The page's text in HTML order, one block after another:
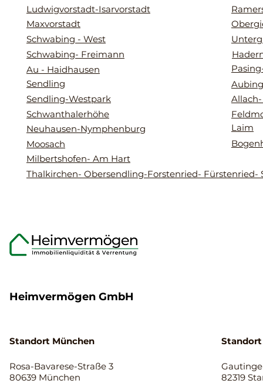
Ludwigvorstadt-Isarvorstadt
Maxvorstadt
Schwabing - West
Schwabing- Freimann
Au - Haidhausen
Sendling
Sendling-Westpark
Neuhausen-Nymphenburg
Schwanthalerhöhe
Moosach
Milbertshofen- Am Hart
Laim
Thalkirchen- Obersendling-Forstenried- Fürstenried-
Heimvermögen GmbH
Standort München
Rosa-Bavarese-Straße 3
80639 München
82319